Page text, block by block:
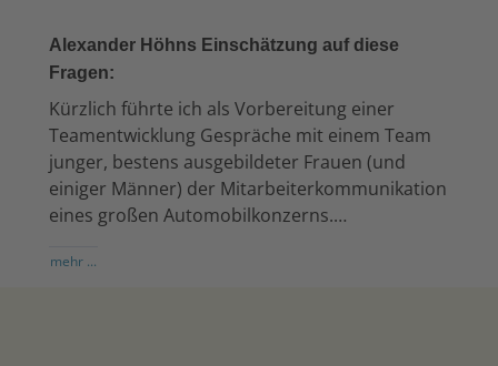
Alexander Höhns Einschätzung auf diese
Fragen:
Kürzlich führte ich als Vorbereitung einer
Teamentwicklung Gespräche mit einem Team
junger, bestens ausgebildeter Frauen (und
einiger Männer) der Mitarbeiterkommunikation
eines großen Automobilkonzerns.…
mehr ...